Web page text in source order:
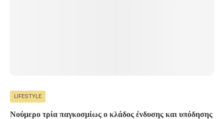
LIFESTYLE
Νούμερο τρία παγκοσμίως ο κλάδος ένδυσης και υπόδησης